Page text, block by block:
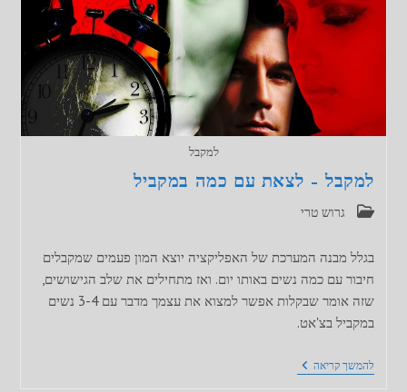
למקבל
למקבל – לצאת עם כמה במקביל
קטגוריה:גרוש טרי
בגלל מבנה המערכת של האפליקציה יוצא המון פעמים שמקבלים
חיבור עם כמה נשים באותו יום. ואז מתחילים את שלב הגישושים,
שזה אומר שבקלות אפשר למצוא את עצמך מדבר עם 3-4 נשים
במקביל בצ'אט.
להמשך קריאהלמקבל
–